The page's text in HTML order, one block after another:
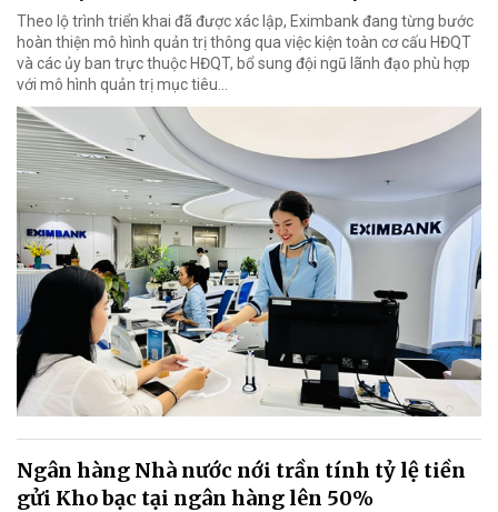
Theo lộ trình triển khai đã được xác lập, Eximbank đang từng bước
hoàn thiện mô hình quản trị thông qua việc kiện toàn cơ cấu HĐQT
và các ủy ban trực thuộc HĐQT, bổ sung đội ngũ lãnh đạo phù hợp
với mô hình quản trị mục tiêu...
Ngân hàng Nhà nước nới trần tính tỷ lệ tiền
gửi Kho bạc tại ngân hàng lên 50%